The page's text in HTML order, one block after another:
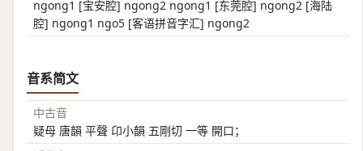
ngong1 [宝安腔] ngong2 ngong1 [东莞腔] ngong2 [海陆
腔] ngong1 ngo5 [客语拼音字汇] ngong2
音系简文
中古音
疑母 唐韻 平聲 卬小韻 五剛切 一等 開口；